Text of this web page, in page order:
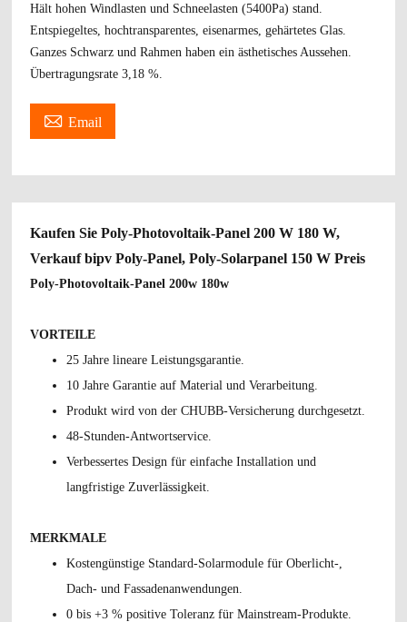
Hält hohen Windlasten und Schneelasten (5400Pa) stand.
Entspiegeltes, hochtransparentes, eisenarmes, gehärtetes Glas.
Ganzes Schwarz und Rahmen haben ein ästhetisches Aussehen.
Übertragungsrate 3,18 %.
 Email
Kaufen Sie Poly-Photovoltaik-Panel 200 W 180 W,
Verkauf bipv Poly-Panel, Poly-Solarpanel 150 W Preis
Poly-Photovoltaik-Panel 200w 180w
VORTEILE
25 Jahre lineare Leistungsgarantie.
10 Jahre Garantie auf Material und Verarbeitung.
Produkt wird von der CHUBB-Versicherung durchgesetzt.
48-Stunden-Antwortservice.
Verbessertes Design für einfache Installation und
langfristige Zuverlässigkeit.
MERKMALE
Kostengünstige Standard-Solarmodule für Oberlicht-,
Dach- und Fassadenanwendungen.
0 bis +3 % positive Toleranz für Mainstream-Produkte.